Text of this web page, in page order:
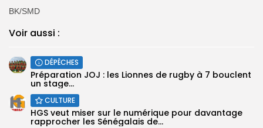
BK/SMD
Voir aussi :
DÉPÊCHES
Préparation JOJ : les Lionnes de rugby à 7 bouclent
un stage...
CULTURE
HGS veut miser sur le numérique pour davantage
rapprocher les Sénégalais de...